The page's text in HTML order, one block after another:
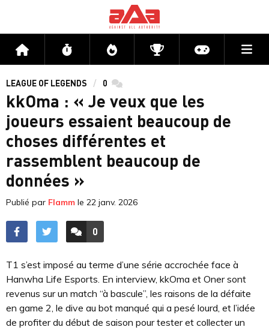
Accueil Flux Directs CompétitionsActu jeux
LEAGUE OF LEGENDS 0 commentaires
kkOma : « Je veux que les
joueurs essaient beaucoup de
choses différentes et
rassemblent beaucoup de
données »
Publié par Flamm le 22 janv. 2026
ACCÉDER AUX
0
COMMENTAIRES
T1 s’est imposé au terme d’une série accrochée face à
Hanwha Life Esports. En interview, kkOma et Oner sont
revenus sur un match “à bascule”, les raisons de la défaite
en game 2, le dive au bot manqué qui a pesé lourd, et l’idée
de profiter du début de saison pour tester et collecter un